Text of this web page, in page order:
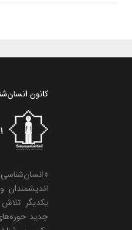
کانون
اندیشمندان
یکدیگر
جدید